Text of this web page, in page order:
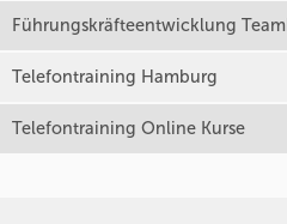
Führungskräfteentwicklung
Telefontraining Hamburg
Telefontraining Online Kurse